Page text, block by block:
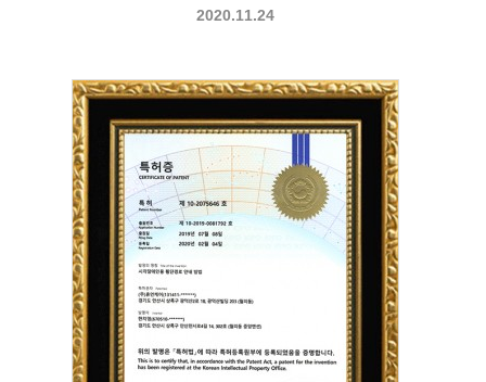
2020.11.24